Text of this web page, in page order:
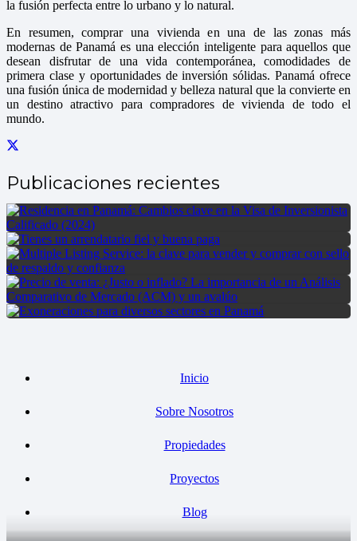
la fusión perfecta entre lo urbano y lo natural.
En resumen, comprar una vivienda en una de las zonas más
modernas de Panamá es una elección inteligente para aquellos que
desean disfrutar de una vida contemporánea, comodidades de
primera clase y oportunidades de inversión sólidas. Panamá ofrece
una fusión única de modernidad y belleza natural que la convierte en
un destino atractivo para compradores de vivienda de todo el
mundo.
Publicaciones recientes
Inicio
Sobre Nosotros
Propiedades
Proyectos
Blog